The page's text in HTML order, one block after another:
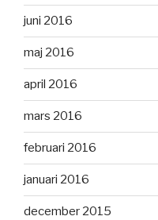
juni 2016
maj 2016
april 2016
mars 2016
februari 2016
januari 2016
december 2015